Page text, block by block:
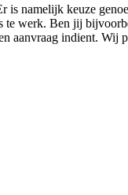
namelijk keuze
te werk. Ben jij
aanvraag indient.